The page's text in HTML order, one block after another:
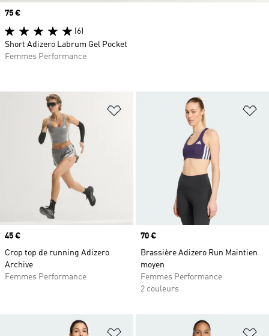
Ajouter à la Liste de produits
Prix
45 €
Crop top de running Adizero
Archive
Femmes Performance
Prix
70 €
Brassière Adizero Run Maintien
moyen
Femmes Performance
2 couleurs
Ajouter à la Liste de produits
Prix
75 €
(6)
Short Adizero Labrum Gel Pocket
Femmes Performance